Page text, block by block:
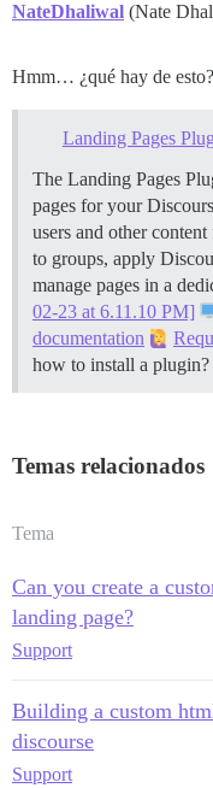
NateDhaliwal (Nate
Hmm… ¿qué hay de esto?
Landing Pages
The Landing Pages
pages for your
users and other
to groups, apply
manage pages in a
02-23 at 6.11.10 PM]
documentation
how to install a plugin?
Temas relacionados
Tema
Can you create a
landing page?
Support
Building a custom
discourse
Support